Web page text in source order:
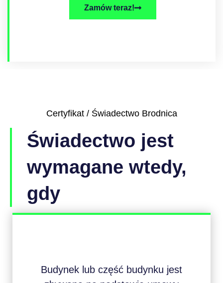
Zamów teraz!
Certyfikat / Świadectwo Brodnica
Świadectwo jest
wymagane wtedy,
gdy
Budynek lub część budynku jest